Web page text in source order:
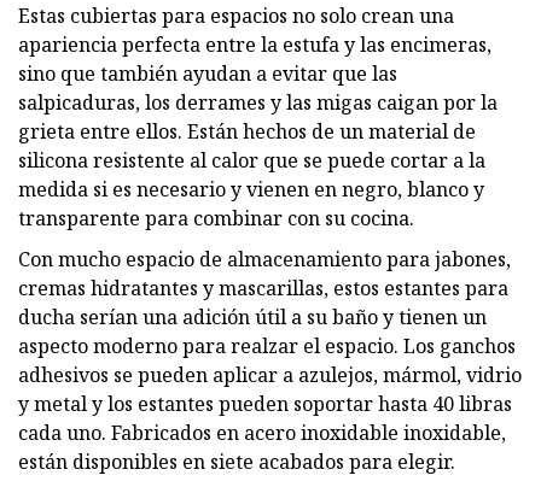
Estas cubiertas para espacios no solo crean una
apariencia perfecta entre la estufa y las encimeras,
sino que también ayudan a evitar que las
salpicaduras, los derrames y las migas caigan por la
grieta entre ellos. Están hechos de un material de
silicona resistente al calor que se puede cortar a la
medida si es necesario y vienen en negro, blanco y
transparente para combinar con su cocina.
Con mucho espacio de almacenamiento para jabones,
cremas hidratantes y mascarillas, estos estantes para
ducha serían una adición útil a su baño y tienen un
aspecto moderno para realzar el espacio. Los ganchos
adhesivos se pueden aplicar a azulejos, mármol, vidrio
y metal y los estantes pueden soportar hasta 40 libras
cada uno. Fabricados en acero inoxidable inoxidable,
están disponibles en siete acabados para elegir.